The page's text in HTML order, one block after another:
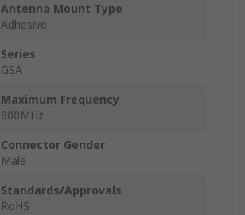
Antenna Mount Type
Adhesive
Series
GSA
Maximum Frequency
800MHz
Connector Gender
Male
Standards/Approvals
RoHS